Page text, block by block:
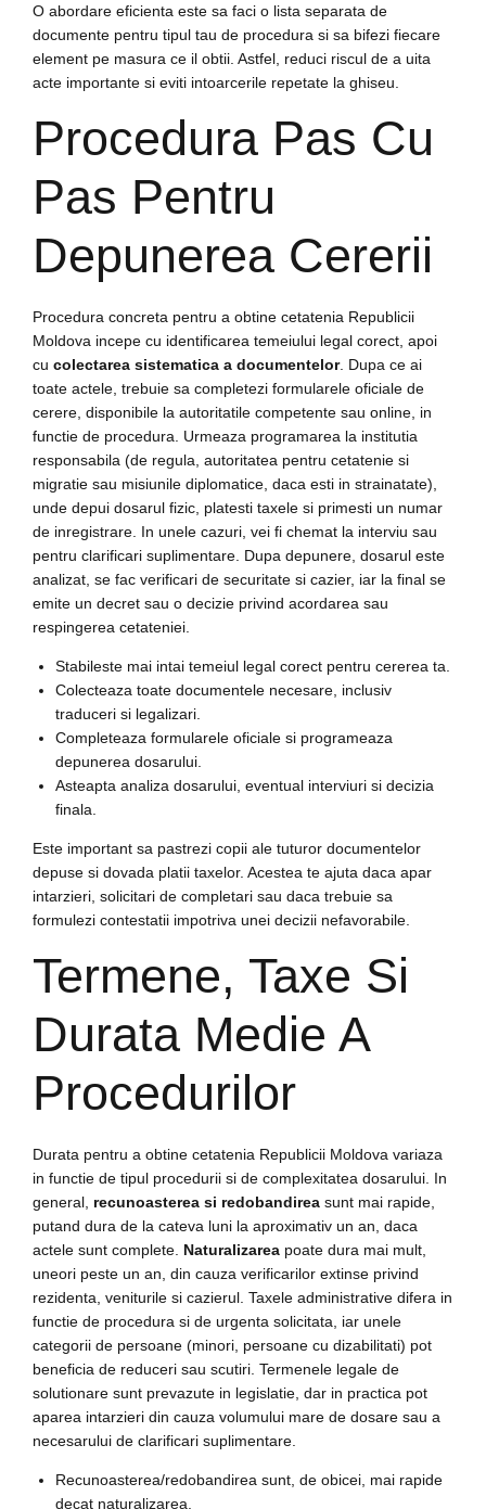
O abordare eficienta este sa faci o lista separata de
documente pentru tipul tau de procedura si sa bifezi fiecare
element pe masura ce il obtii. Astfel, reduci riscul de a uita
acte importante si eviti intoarcerile repetate la ghiseu.
Procedura Pas Cu
Pas Pentru
Depunerea Cererii
Procedura concreta pentru a obtine cetatenia Republicii
Moldova incepe cu identificarea temeiului legal corect, apoi
cu colectarea sistematica a documentelor. Dupa ce ai
toate actele, trebuie sa completezi formularele oficiale de
cerere, disponibile la autoritatile competente sau online, in
functie de procedura. Urmeaza programarea la institutia
responsabila (de regula, autoritatea pentru cetatenie si
migratie sau misiunile diplomatice, daca esti in strainatate),
unde depui dosarul fizic, platesti taxele si primesti un numar
de inregistrare. In unele cazuri, vei fi chemat la interviu sau
pentru clarificari suplimentare. Dupa depunere, dosarul este
analizat, se fac verificari de securitate si cazier, iar la final se
emite un decret sau o decizie privind acordarea sau
respingerea cetateniei.
Stabileste mai intai temeiul legal corect pentru cererea ta.
Colecteaza toate documentele necesare, inclusiv
traduceri si legalizari.
Completeaza formularele oficiale si programeaza
depunerea dosarului.
Asteapta analiza dosarului, eventual interviuri si decizia
finala.
Este important sa pastrezi copii ale tuturor documentelor
depuse si dovada platii taxelor. Acestea te ajuta daca apar
intarzieri, solicitari de completari sau daca trebuie sa
formulezi contestatii impotriva unei decizii nefavorabile.
Termene, Taxe Si
Durata Medie A
Procedurilor
Durata pentru a obtine cetatenia Republicii Moldova variaza
in functie de tipul procedurii si de complexitatea dosarului. In
general, recunoasterea si redobandirea sunt mai rapide,
putand dura de la cateva luni la aproximativ un an, daca
actele sunt complete. Naturalizarea poate dura mai mult,
uneori peste un an, din cauza verificarilor extinse privind
rezidenta, veniturile si cazierul. Taxele administrative difera in
functie de procedura si de urgenta solicitata, iar unele
categorii de persoane (minori, persoane cu dizabilitati) pot
beneficia de reduceri sau scutiri. Termenele legale de
solutionare sunt prevazute in legislatie, dar in practica pot
aparea intarzieri din cauza volumului mare de dosare sau a
necesarului de clarificari suplimentare.
Recunoasterea/redobandirea sunt, de obicei, mai rapide
decat naturalizarea.